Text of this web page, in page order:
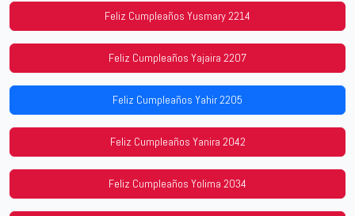
Feliz Cumpleaños Yusmary 2214
Feliz Cumpleaños Yajaira 2207
Feliz Cumpleaños Yahir 2205
Feliz Cumpleaños Yanira 2042
Feliz Cumpleaños Yolima 2034